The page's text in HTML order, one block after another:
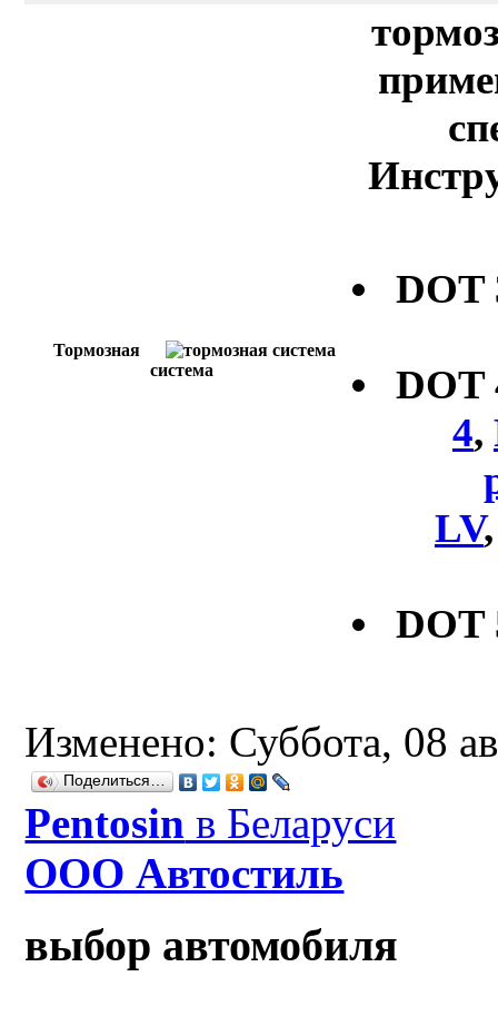
Тормозная
система
4,
LV
DOT
Изменено: Суббота, 08
Поделиться…
Рentosin в Беларуси
ООО Автостиль
выбор автомобиля